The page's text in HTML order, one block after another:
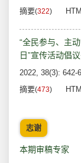
摘要(322)
“全民参与、主
日”宣传活动倡
2022, 38(3): 642-
摘要(473)
志谢
本期审稿专家